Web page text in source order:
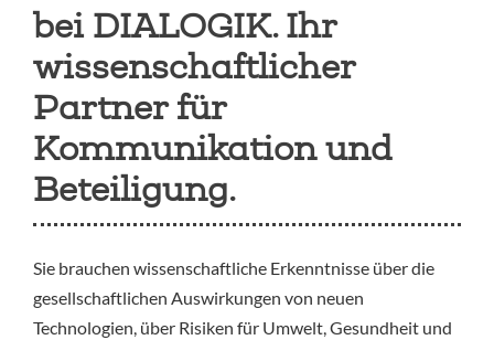
bei DIALOGIK. Ihr
wissenschaftlicher
Partner für
Kommunikation und
Beteiligung.
Sie brauchen wissenschaftliche Erkenntnisse über die
gesellschaftlichen Auswirkungen von neuen
Technologien, über Risiken für Umwelt, Gesundheit und